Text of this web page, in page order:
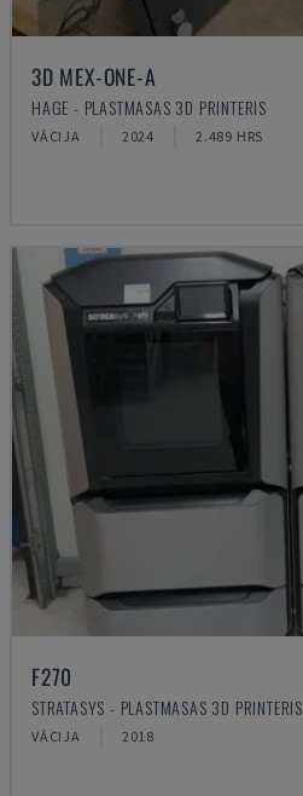
3D MEX-ONE-A
HAGE - PLASTMASAS 3D PRINTERIS
VĀCIJA 2024 2.489 HRS
F270
STRATASYS - PLASTMASAS 3D PRINTERIS
VĀCIJA 2018